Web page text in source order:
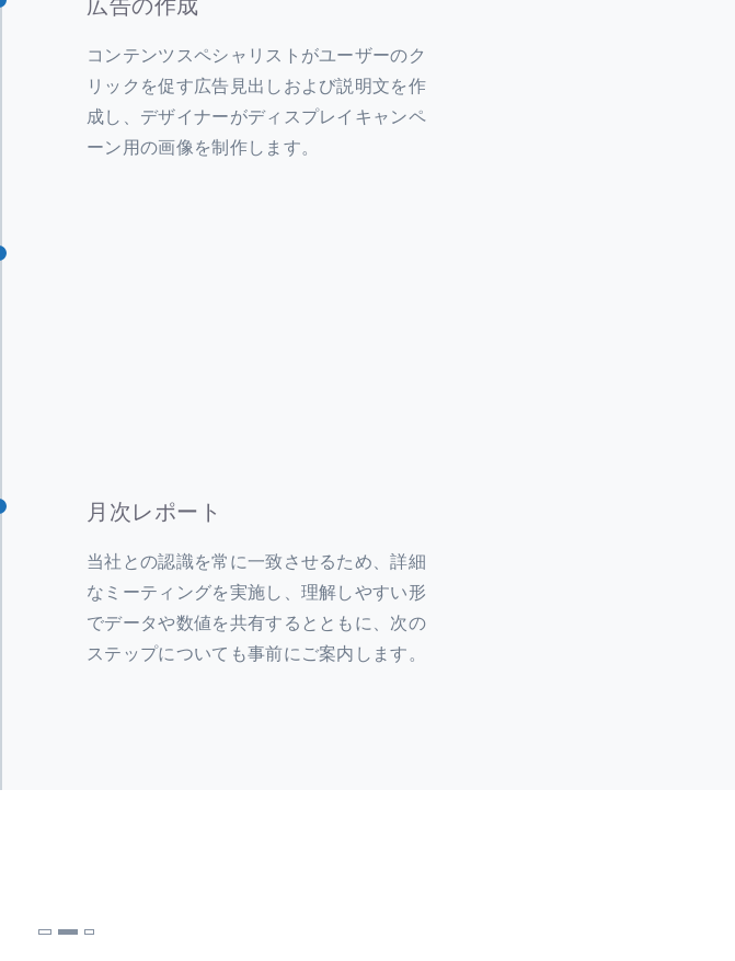
広告の作成
コンテンツスペシャリストがユーザーのク
リックを促す広告見出しおよび説明文を作
成し、デザイナーがディスプレイキャンペ
ーン用の画像を制作します。
月次レポート
当社との認識を常に一致させるため、詳細
なミーティングを実施し、理解しやすい形
でデータや数値を共有するとともに、次の
ステップについても事前にご案内します。